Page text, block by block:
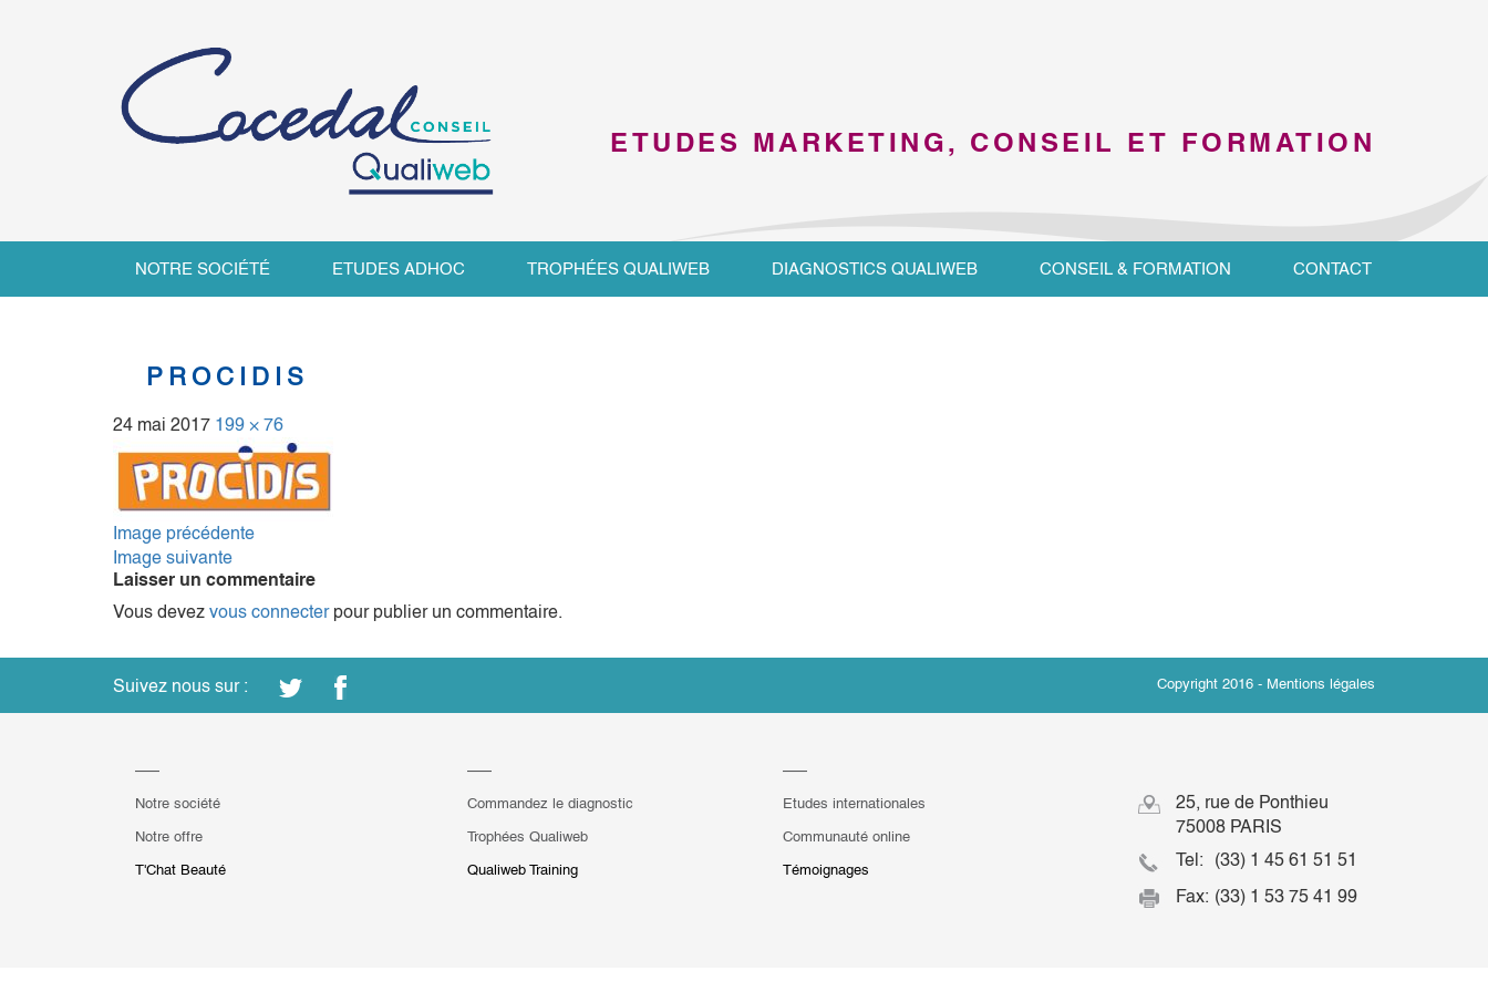
ETUDES MARKETING, CONSEIL ET FORMATION
NOTRE SOCIÉTÉ ETUDES ADHOC TROPHÉES QUALIWEB DIAGNOSTICS QUALIWEB CONSEIL & FORMATION CONTACT
PROCIDIS
24 mai 2017 199 × 76
Image précédente
Image suivante
Laisser un commentaire
Vous devez vous connecterpour publier un commentaire.
Suivez nous sur : Copyright 2016 - Mentions légales
Notre société
Notre offre
T'Chat Beauté
Commandez le diagnostic
Trophées Qualiweb
Qualiweb Training
Etudes internationales
Communauté online
Témoignages
25, rue de Ponthieu
75008 PARIS
Tel:
(33) 1 45 61 51 51
Fax: (33) 1 53 75 41 99